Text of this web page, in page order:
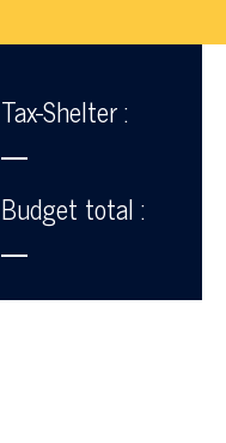
Tax-Shelter :
—
Budget total :
—